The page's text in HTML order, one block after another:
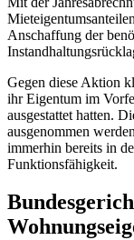
Anschaffung der
Gegen diese Aktion
ihr Eigentum im
ausgestattet hatten.
ausgenommen
immerhin bereits in
Funktionsfähigkeit.